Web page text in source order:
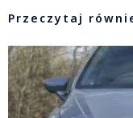
Przeczytaj